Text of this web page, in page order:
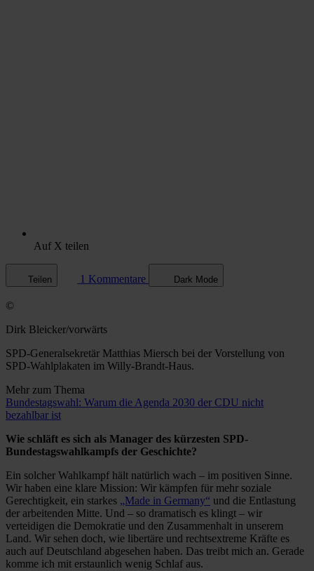
Auf X teilen
Teilen 1 Kommentare Dark Mode
©
Dirk Bleicker/vorwärts
SPD-Generalsekretär Matthias Miersch bei der Vorstellung von
SPD-Wahlplakaten im Willy-Brandt-Haus.
Mehr zum Thema
Bundestagswahl: Warum die Agenda 2030 der CDU nicht
bezahlbar ist
Wie schläft es sich als Manager des kürzesten SPD-
Bundestagswahlkampfs der Geschichte?
Ein solcher Wahlkampf hält natürlich wach – im positiven Sinne.
Wir haben eine klare Mission: Wir kämpfen für mehr soziale
Gerechtigkeit, ein starkes „Made in Germany“ und die Entlastung
der arbeitenden Mitte. Und – so dramatisch es klingt – wir
verteidigen die Demokratie und den Zusammenhalt in unserem
Land. Wir sehen doch, wie libertäre und rechtsextreme Kräfte es
auch auf Deutschland abgesehen haben. Das treibt mich an. Gerade
komme ich mit erstaunlich wenig Schlaf aus.